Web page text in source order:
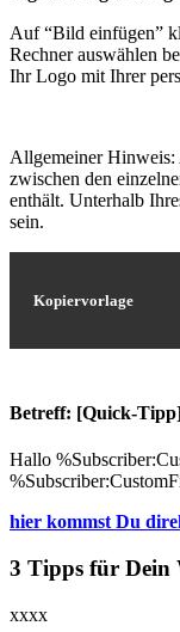
Auf “Bild einfügen”
Rechner auswählen
Ihr Logo mit Ihrer
Allgemeiner Hinweis:
zwischen den
enthält. Unterhalb
sein.
Kopiervorlage
Betreff: [Quick-
Hallo
hier kommst Du
3 Tipps für Dein
xxxx